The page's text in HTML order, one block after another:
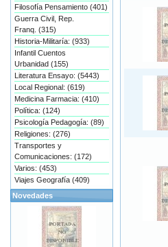
Filosofía Pensamiento (401)
Guerra Civil, Rep.
Franq. (315)
Historia-Militaría: (933)
Infantil Cuentos
Urbanidad (155)
Literatura Ensayo: (5443)
Local Regional: (619)
Medicina Farmacia: (410)
Política: (124)
Psicología Pedagogía: (89)
Religiones: (276)
Transportes y
Comunicaciones: (172)
Varios: (453)
Viajes Geografía (409)
Novedades